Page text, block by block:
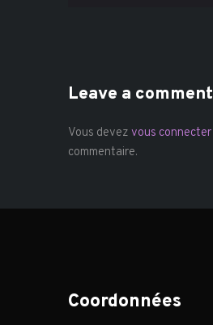
Leave a comment
Vous devez vous connecter
commentaire.
Coordonnées